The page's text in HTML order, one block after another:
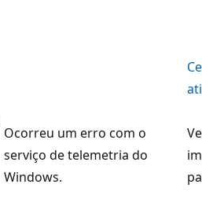
Ocorreu um erro com o
serviço de telemetria do
Windows.